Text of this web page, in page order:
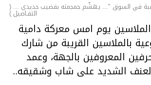
في السوق "... يهشّم جمجمته بقضيب حديدي ... (
التفـاصيل )
يوم امس معركة دامية
بالملاسين القريبة من شارك
المعروفين بالجهة، وعمد
الشديد على شاب وشقيقه..